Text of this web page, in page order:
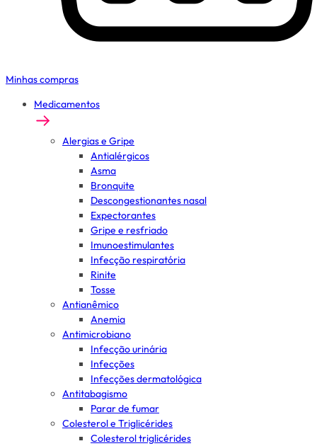
Minhas compras
Medicamentos
Alergias e Gripe
Antialérgicos
Asma
Bronquite
Descongestionantes nasal
Expectorantes
Gripe e resfriado
Imunoestimulantes
Infecção respiratória
Rinite
Tosse
Antianêmico
Anemia
Antimicrobiano
Infecção urinária
Infecções
Infecções dermatológica
Antitabagismo
Parar de fumar
Colesterol e Triglicérides
Colesterol triglicérides